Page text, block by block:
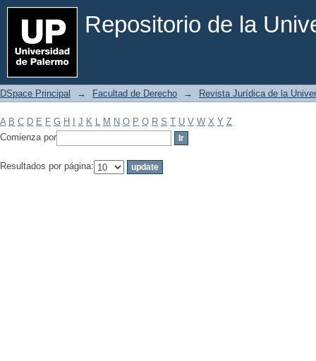
Repositorio de la
Filtrar por: Materia
DSpace Principal → Facultad de Derecho → Revista Jurídica de la
A B C D E F G H J K L M N O P Q R S T U V W X Y Z
Comienza por
Resultados por página: